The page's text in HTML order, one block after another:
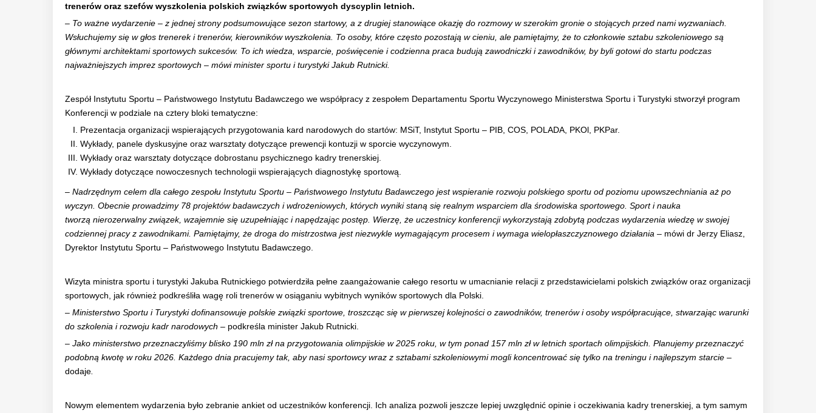
trenerów oraz szefów wyszkolenia polskich związków sportowych dyscyplin letnich.
– To ważne wydarzenie – z jednej strony podsumowujące sezon startowy, a z drugiej stanowiące okazję do rozmowy w szerokim gronie o stojących przed nami wyzwaniach.
Wsłuchujemy się w głos trenerek i trenerów, kierowników wyszkolenia. To osoby, które często pozostają w cieniu, ale pamiętajmy, że to członkowie sztabu szkoleniowego są
głównymi architektami sportowych sukcesów. To ich wiedza, wsparcie, poświęcenie i codzienna praca budują zawodniczki i zawodników, by byli gotowi do startu podczas
najważniejszych imprez sportowych – mówi minister sportu i turystyki Jakub Rutnicki.
Zespół Instytutu Sportu – Państwowego Instytutu Badawczego we współpracy z zespołem Departamentu Sportu Wyczynowego Ministerstwa Sportu i Turystyki stworzył program
Konferencji w podziale na cztery bloki tematyczne:
Prezentacja organizacji wspierających przygotowania kard narodowych do startów: MSiT, Instytut Sportu – PIB, COS, POLADA, PKOl, PKPar.
Wykłady, panele dyskusyjne oraz warsztaty dotyczące prewencji kontuzji w sporcie wyczynowym.
Wykłady oraz warsztaty dotyczące dobrostanu psychicznego kadry trenerskiej.
Wykłady dotyczące nowoczesnych technologii wspierających diagnostykę sportową.
– Nadrzędnym celem dla całego zespołu Instytutu Sportu – Państwowego Instytutu Badawczego jest wspieranie rozwoju polskiego sportu od poziomu upowszechniania aż po
wyczyn. Obecnie prowadzimy 78 projektów badawczych i wdrożeniowych, których wyniki staną się realnym wsparciem dla środowiska sportowego. Sport i nauka
tworzą nierozerwalny związek, wzajemnie się uzupełniając i napędzając postęp. Wierzę, że uczestnicy konferencji wykorzystają zdobytą podczas wydarzenia wiedzę w swojej
codziennej pracy z zawodnikami. Pamiętajmy, że droga do mistrzostwa jest niezwykle wymagającym procesem i wymaga wielopłaszczyznowego działania – mówi dr Jerzy Eliasz,
Dyrektor Instytutu Sportu – Państwowego Instytutu Badawczego.
Wizyta ministra sportu i turystyki Jakuba Rutnickiego potwierdziła pełne zaangażowanie całego resortu w umacnianie relacji z przedstawicielami polskich związków oraz organizacji
sportowych, jak również podkreśliła wagę roli trenerów w osiąganiu wybitnych wyników sportowych dla Polski.
– Ministerstwo Sportu i Turystyki dofinansowuje polskie związki sportowe, troszcząc się w pierwszej kolejności o zawodników, trenerów i osoby współpracujące, stwarzając warunki
do szkolenia i rozwoju kadr narodowych – podkreśla minister Jakub Rutnicki.
– Jako ministerstwo przeznaczyliśmy blisko 190 mln zł na przygotowania olimpijskie w 2025 roku, w tym ponad 157 mln zł w letnich sportach olimpijskich. Planujemy przeznaczyć
podobną kwotę w roku 2026. Każdego dnia pracujemy tak, aby nasi sportowcy wraz z sztabami szkoleniowymi mogli koncentrować się tylko na treningu i najlepszym starcie –
dodaje
Nowym elementem wydarzenia było zebranie ankiet od uczestników konferencji. Ich analiza pozwoli jeszcze lepiej uwzględnić opinie i oczekiwania kadry trenerskiej, a tym samym